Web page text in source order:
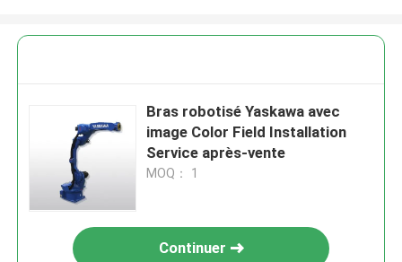
Bras robotisé Yaskawa avec
image Color Field Installation
Service après-vente
MOQ： 1
Continuer